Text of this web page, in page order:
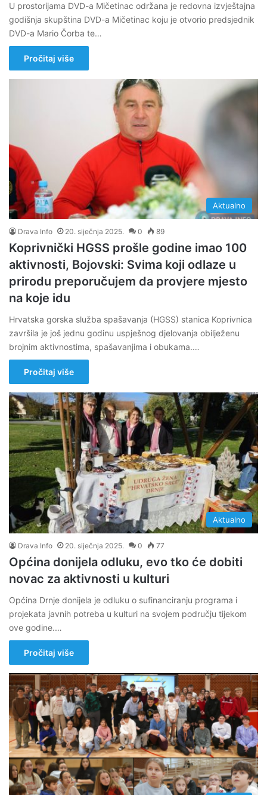
U prostorijama DVD-a Mičetinac održana je redovna izvještajna
godišnja skupština DVD-a Mičetinac koju je otvorio predsjednik
DVD-a Mario Čorba te…
Pročitaj više
Aktualno
Drava Info 20. siječnja 2025. 0 89
Koprivnički HGSS prošle godine imao 100
aktivnosti, Bojovski: Svima koji odlaze u
prirodu preporučujem da provjere mjesto
na koje idu
Hrvatska gorska služba spašavanja (HGSS) stanica Koprivnica
završila je još jednu godinu uspješnog djelovanja obilježenu
brojnim aktivnostima, spašavanjima i obukama.…
Pročitaj više
Aktualno
Drava Info 20. siječnja 2025. 0 77
Općina donijela odluku, evo tko će dobiti
novac za aktivnosti u kulturi
Općina Drnje donijela je odluku o sufinanciranju programa i
projekata javnih potreba u kulturi na svojem području tijekom
ove godine.…
Pročitaj više